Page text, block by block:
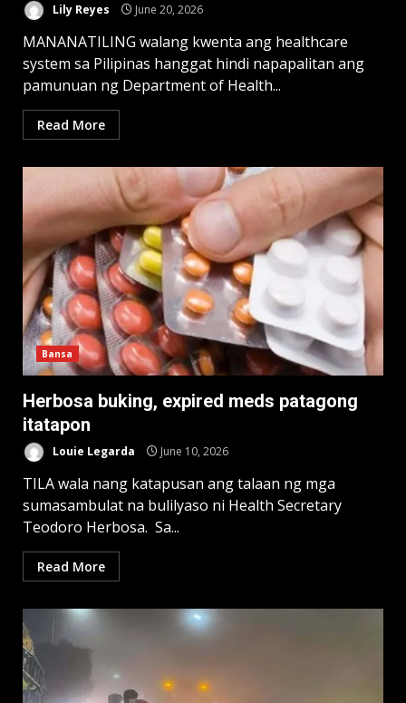
Lily Reyes June 20, 2026
MANANATILING walang kwenta ang healthcare
system sa Pilipinas hanggat hindi napapalitan ang
pamunuan ng Department of Health...
Read More
Bansa
Herbosa buking, expired meds patagong
itatapon
Louie Legarda June 10, 2026
TILA wala nang katapusan ang talaan ng mga
sumasambulat na bulilyaso ni Health Secretary
Teodoro Herbosa. Sa...
Read More